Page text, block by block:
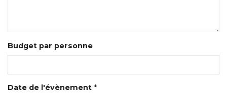
Budget par personne
Date de l'évènement *